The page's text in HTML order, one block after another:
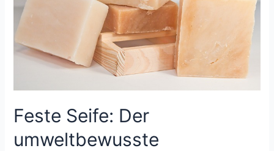
bestellen
Feste Seife: Der
umweltbewusste